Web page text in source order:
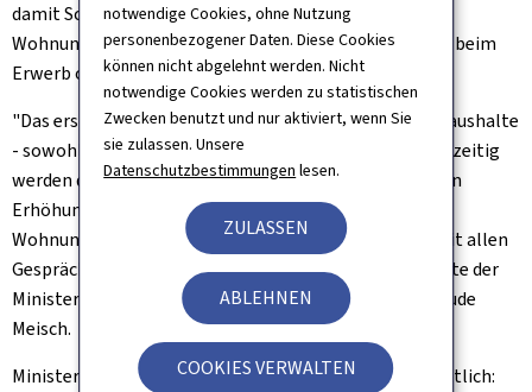
notwendige Cookies, ohne Nutzung
personenbezogener Daten. Diese Cookies
können nicht abgelehnt werden. Nicht
notwendige Cookies werden zu statistischen
Zwecken benutzt und nur aktiviert, wenn Sie
sie zulassen. Unsere
Datenschutzbestimmungen lesen.
ZULASSEN
ABLEHNEN
COOKIES VERWALTEN
damit Schaffung von Arbeitsplätzen, Erhöhung des
Wohnungsangebots und Unterstützung der Menschen beim
Erwerb oder der Anmietung von Wohnraum.
"Das erste Maßnahmenpaket unterstützt direkt die Haushalte
- sowohl Mieter als auch Käufer von Wohnraum. Gleichzeitig
werden die öffentlichen Investitionen zur nachhaltigen
Erhöhung des öffentlichen Bestands an bezahlbaren
Wohnungen deutlich erhöht. Der weitere Austausch mit allen
Gesprächspartnern sieht vielversprechend aus", betonte der
Minister für Wohnungsbau und Raumentwicklung, Claude
Meisch.
Minister der Finanzen Gilles Roth zeigte sich zuversichtlich: